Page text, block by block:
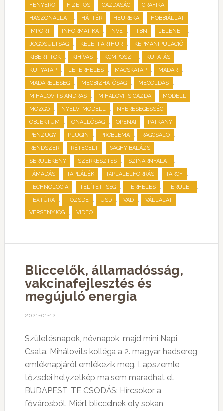
FÉNYERŐ , FIZETŐS , GAZDASÁG , GRAFIKA ,
HASZONÁLLAT , HÁTTÉR , HEURÉKA , HOBBIÁLLAT ,
IMPORT , INFORMATIKA , INVE , ITBN , JELENET ,
JOGOSULTSÁG , KELETI ARTHUR , KÉPMANIPULÁCIÓ ,
KIBERTITOK , KIHÍVÁS , KOMPOSZT , KUTATÁS ,
KUTYATÁP , LETERHELÉS , MACSKATÁP , MADÁR ,
MADÁRELESÉG , MEGBÍZHATÓSÁG , MEGOLDÁS ,
MIHÁLOVITS ANDRÁS , MIHÁLOVITS GAZDA , MODELL ,
MOZGÓ , NYELVI MODELL , NYERESÉGESSÉG ,
OBJEKTUM , ÖNÁLLÓSÁG , OPENAI , PATKÁNY ,
PÉNZÜGY , PLUGIN , PROBLÉMA , RÁGCSÁLÓ ,
RENDSZER , RÉTEGELT , SÁGHY BALÁZS ,
SÉRÜLÉKENY , SZERKESZTÉS , SZÍNÁRNYALAT ,
TÁMADÁS , TÁPLÁLÉK , TÁPLÁLÉLFORRÁS , TÁRGY ,
TECHNOLÓGIA , TELÍTETTSÉG , TERHELÉS , TERÜLET ,
TEXTÚRA , TŐZSDE , USD , VAD , VÁLLALAT ,
VERSENYJOG , VIDEO
Bliccelők, államadósság,
vakcinafejlesztés és
megújuló energia
2021-01-12
Születésnapok, névnapok, majd mini Napi
Csata. Mihálovits kolléga a 2. magyar hadsereg
emléknapjáról emlékezik meg. Lapszemle,
tőzsdei helyzetkép ma sem maradhat el.
BUDAPEST, TE CSODÁS: Hírcsokor a
fővárosból. Miért bliccelnek oly sokan